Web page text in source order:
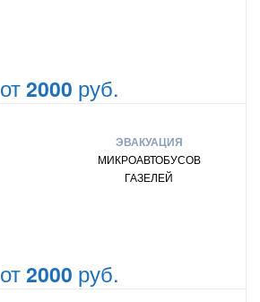
от2000 руб.
ЭВАКУАЦИЯ
МИКРОАВТОБУСОВ
ГАЗЕЛЕЙ
от2000 руб.